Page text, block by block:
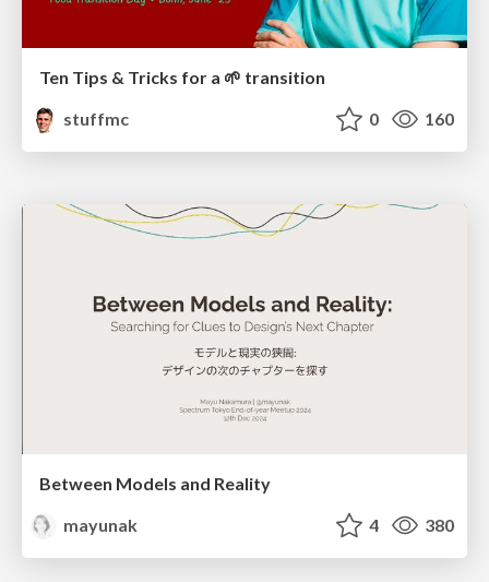
Ten Tips & Tricks for a 🌱 transition
stuffmc
0 160
Between Models and Reality
mayunak
4 380